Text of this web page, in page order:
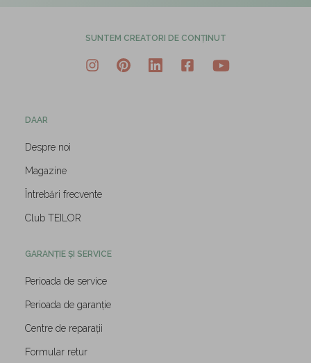
SUNTEM CREATORI DE CONȚINUT
DAAR
Despre noi
Magazine
Întrebări frecvente
Club TEILOR
GARANȚIE ȘI SERVICE
Perioada de service
Perioada de garanție
Centre de reparații
Formular retur